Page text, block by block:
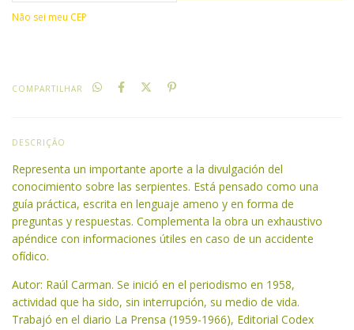
Não sei meu CEP
COMPARTILHAR
DESCRIÇÃO
Representa un importante aporte a la divulgación del
conocimiento sobre las serpientes. Está pensado como una
guía práctica, escrita en lenguaje ameno y en forma de
preguntas y respuestas. Complementa la obra un exhaustivo
apéndice con informaciones útiles en caso de un accidente
ofídico.
Autor: Raúl Carman. Se inició en el periodismo en 1958,
actividad que ha sido, sin interrupción, su medio de vida.
Trabajó en el diario La Prensa (1959-1966), Editorial Codex